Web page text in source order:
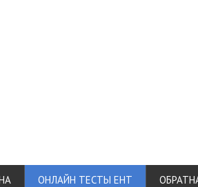
ОНЛАЙН ТЕСТЫ ЕНТ